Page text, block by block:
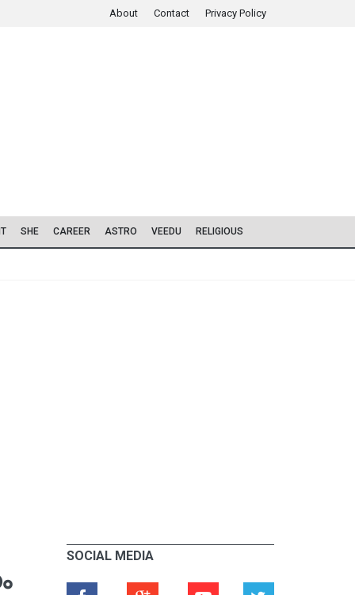
About Contact Privacy Policy
SHE CAREER ASTRO VEEDU RELIGIOUS
SOCIAL MEDIA